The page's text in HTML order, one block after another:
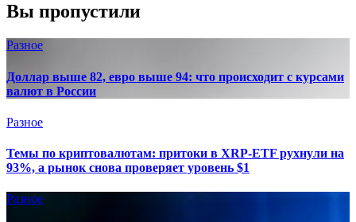
Вы пропустили
Разное
Доллар выше 82, евро выше 94: что происходит с курсами
валют в России
Разное
Темы по криптовалютам: притоки в XRP-ETF рухнули на
93%, а рынок снова проверяет уровень $1
Разное